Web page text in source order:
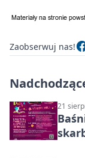
Zaobserwuj nas!
21